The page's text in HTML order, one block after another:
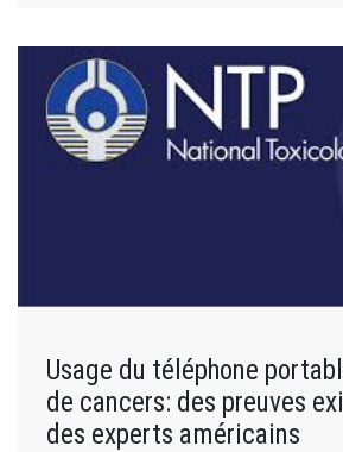
Usage du téléphone
de cancers: des preuves
des experts américains